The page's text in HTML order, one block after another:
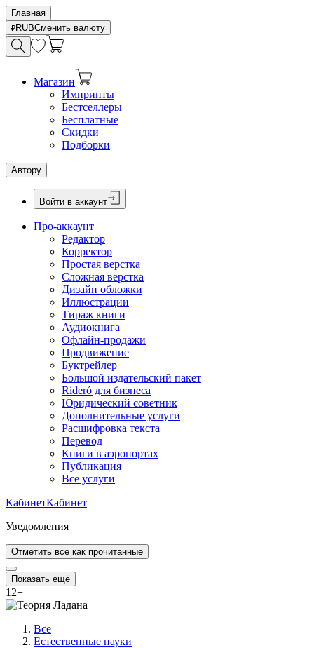
Главная
RUBСменить валюту
Магазин
Импринты
Бестселлеры
Бесплатные
Скидки
Подборки
Автору
Войти в аккаунт
Про-аккаунт
Редактор
Корректор
Простая верстка
Сложная верстка
Дизайн обложки
Иллюстрации
Тираж книги
Аудиокнига
Офлайн-продажи
Продвижение
Буктрейлер
Большой издательский пакет
Rideró для бизнеса
Юридический советник
Дополнительные услуги
Расшифровка текста
Перевод
Книги в аэропортах
Публикация
Все услуги
КабинетКабинет
Уведомления
Отметить все как прочитанные
Показать ещё
12+
Все
Естественные науки